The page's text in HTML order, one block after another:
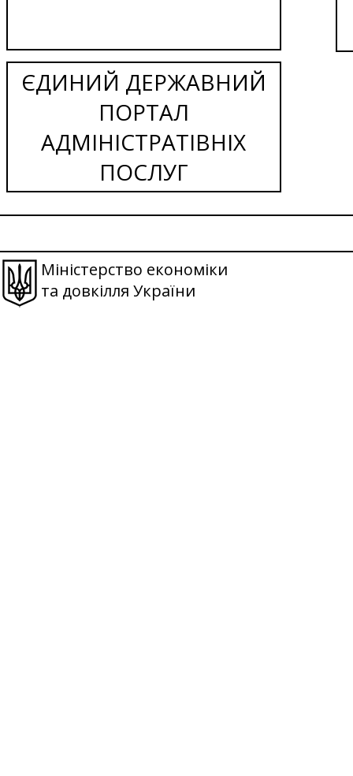
ЄДИНИЙ ДЕРЖАВНИЙ
ПОРТАЛ
АДМІНІСТРАТІВНІХ
ПОСЛУГ
Міністерство економіки
та довкілля України